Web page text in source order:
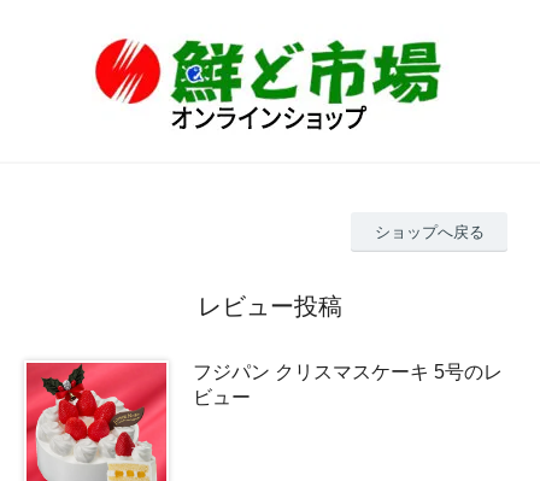
ショップへ戻る
レビュー投稿
フジパン クリスマスケーキ 5号のレ
ビュー